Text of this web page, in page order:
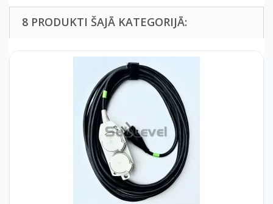
8 PRODUKTI ŠAJĀ KATEGORIJĀ: